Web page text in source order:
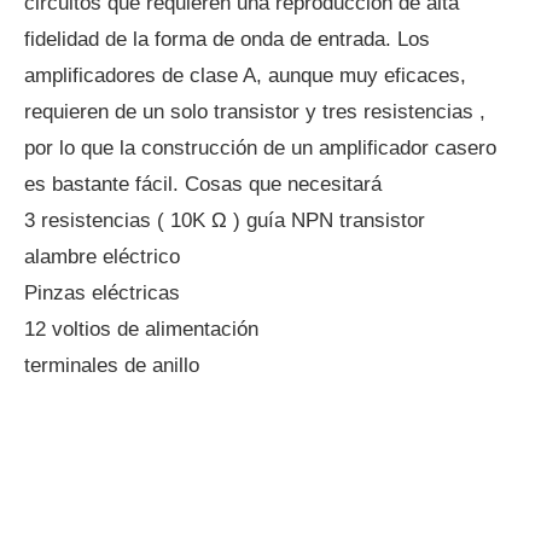
fidelidad de la forma de onda de entrada. Los
amplificadores de clase A, aunque muy eficaces,
requieren de un solo transistor y tres resistencias ,
por lo que la construcción de un amplificador casero
es bastante fácil. Cosas que necesitará
3 resistencias ( 10K Ω ) guía NPN transistor
alambre eléctrico
Pinzas eléctricas
12 voltios de alimentación
terminales de anillo